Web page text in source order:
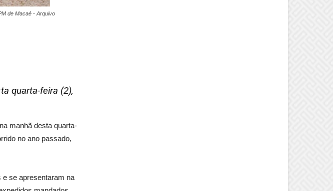
de Macaé - Arquivo
quarta-feira (2),
manhã desta quarta-
no ano passado,
e se apresentaram na